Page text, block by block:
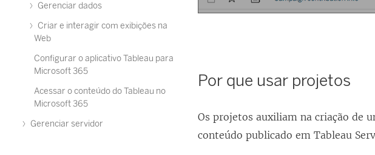
Gerenciar dados
Criar e interagir com exibições na
Web
Configurar o aplicativo Tableau para
Microsoft 365
Acessar o conteúdo do Tableau no
Microsoft 365
Gerenciar servidor
Por que usar projetos
Os projetos auxiliam na criação de
conteúdo publicado emTableau